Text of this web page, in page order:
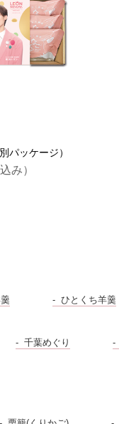
パッケージ）
み）
ひとくち羊羹
千葉めぐり